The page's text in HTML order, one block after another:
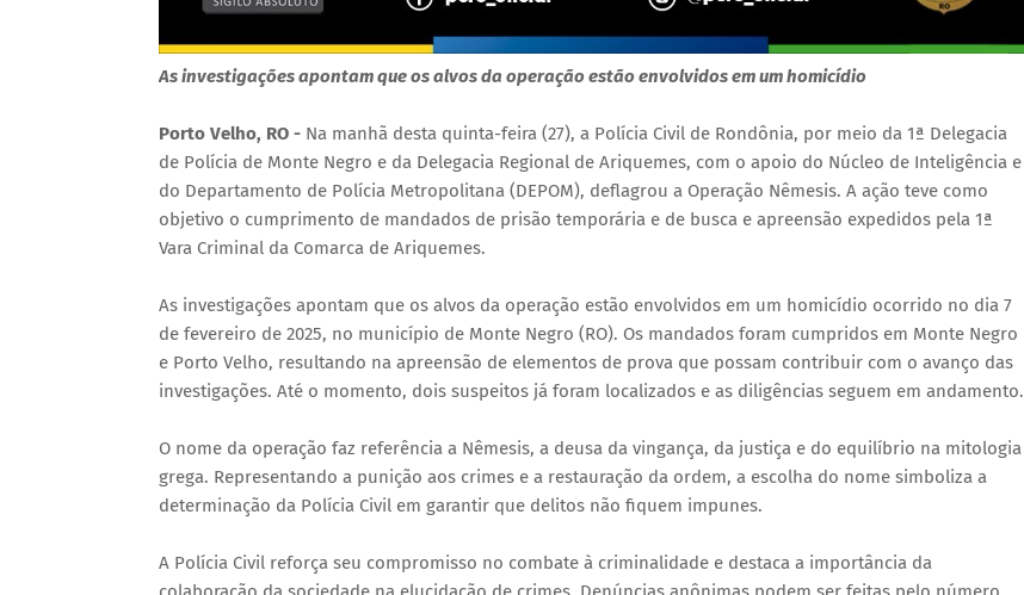
As investigações apontam que os alvos da operação estão envolvidos em um homicídio
Porto Velho, RO - Na manhã desta quinta-feira (27), a Polícia Civil de Rondônia, por meio da 1ª Delegacia
de Polícia de Monte Negro e da Delegacia Regional de Ariquemes, com o apoio do Núcleo de Inteligência e
do Departamento de Polícia Metropolitana (DEPOM), deflagrou a Operação Nêmesis. A ação teve como
objetivo o cumprimento de mandados de prisão temporária e de busca e apreensão expedidos pela 1ª
Vara Criminal da Comarca de Ariquemes.
As investigações apontam que os alvos da operação estão envolvidos em um homicídio ocorrido no dia 7
de fevereiro de 2025, no município de Monte Negro (RO). Os mandados foram cumpridos em Monte Negro
e Porto Velho, resultando na apreensão de elementos de prova que possam contribuir com o avanço das
investigações. Até o momento, dois suspeitos já foram localizados e as diligências seguem em andamento.
O nome da operação faz referência a Nêmesis, a deusa da vingança, da justiça e do equilíbrio na mitologia
grega. Representando a punição aos crimes e a restauração da ordem, a escolha do nome simboliza a
determinação da Polícia Civil em garantir que delitos não fiquem impunes.
A Polícia Civil reforça seu compromisso no combate à criminalidade e destaca a importância da